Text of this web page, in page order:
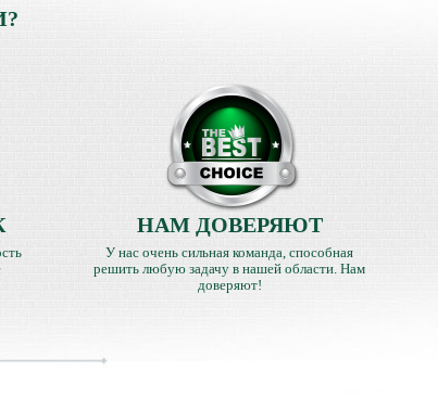
НАМ ДОВЕРЯЮТ
У нас очень сильная команда, способная
решить любую задачу в нашей области. Нам
доверяют!